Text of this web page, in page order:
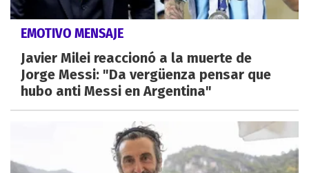
EMOTIVO MENSAJE
Javier Milei reaccionó a la muerte de
Jorge Messi: "Da vergüenza pensar que
hubo anti Messi en Argentina"